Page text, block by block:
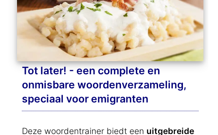
Tot later! - een complete en
onmisbare woordenverzameling,
speciaal voor emigranten
Deze woordentrainer biedt een uitgebreide